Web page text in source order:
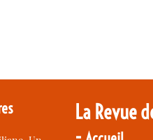
La Revue